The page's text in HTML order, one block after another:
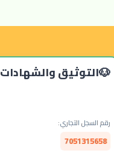
التوثيق والشهادات
رقم السجل التجاري:
7051315658